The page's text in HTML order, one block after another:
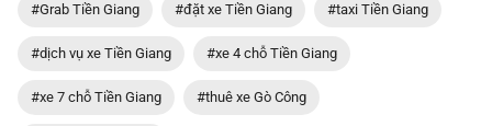
#Grab Tiền Giang #đặt xe Tiền Giang #taxi Tiền Giang
#dịch vụ xe Tiền Giang #xe 4 chỗ Tiền Giang
#xe 7 chỗ Tiền Giang #thuê xe Gò Công